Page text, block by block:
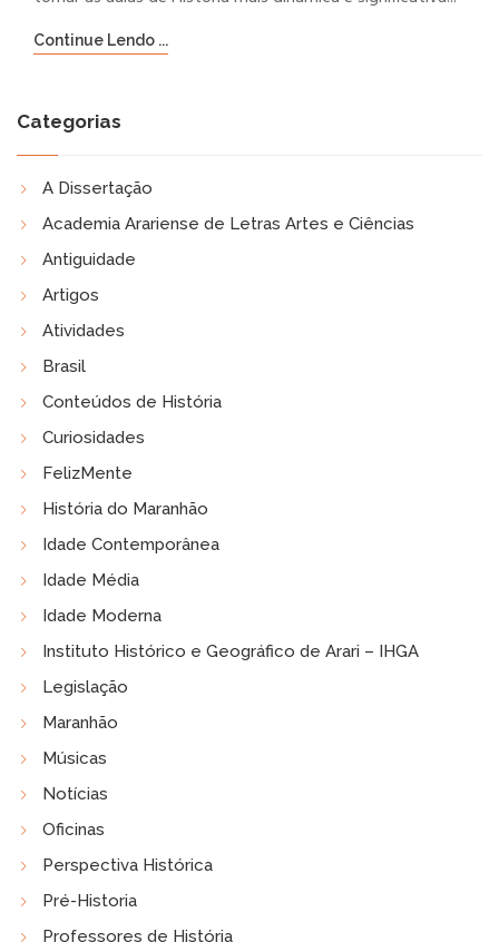
Continue Lendo ...
Categorias
A Dissertação
Academia Arariense de Letras Artes e Ciências
Antiguidade
Artigos
Atividades
Brasil
Conteúdos de História
Curiosidades
FelizMente
História do Maranhão
Idade Contemporânea
Idade Média
Idade Moderna
Instituto Histórico e Geográfico de Arari – IHGA
Legislação
Maranhão
Músicas
Notícias
Oficinas
Perspectiva Histórica
Pré-Historia
Professores de História